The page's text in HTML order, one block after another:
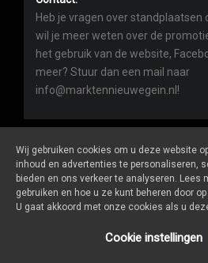
Heb je vragen over standplaatsen
wil je meer weten over de
het gebruik van de website,
meer? Stuur dan een mail naar
info@marktennieuwegein.nl!
Marktennieuwegein.nlis een
ALGEMENE
SOCIALS
Wij gebruiken cookies om u deze website
inhoud en advertenties te personaliseren,
bieden en ons verkeer te analyseren. Lees
gebruiken en hoe u ze kunt beheren door
U gaat akkoord met onze cookies als u
Cookie instellingen